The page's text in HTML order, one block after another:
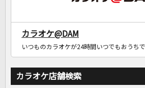
カラオケ@DAM
いつものカラオケが24時間いつでもおうち
カラオケ店舗検索